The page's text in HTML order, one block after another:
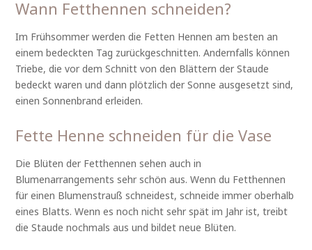
Wann Fetthennen schneiden?
Im Frühsommer werden die Fetten Hennen am besten an
einem bedeckten Tag zurückgeschnitten. Andernfalls können
Triebe, die vor dem Schnitt von den Blättern der Staude
bedeckt waren und dann plötzlich der Sonne ausgesetzt sind,
einen Sonnenbrand erleiden.
Fette Henne schneiden für die Vase
Die Blüten der Fetthennen sehen auch in
Blumenarrangements sehr schön aus. Wenn du Fetthennen
für einen Blumenstrauß schneidest, schneide immer oberhalb
eines Blatts. Wenn es noch nicht sehr spät im Jahr ist, treibt
die Staude nochmals aus und bildet neue Blüten.